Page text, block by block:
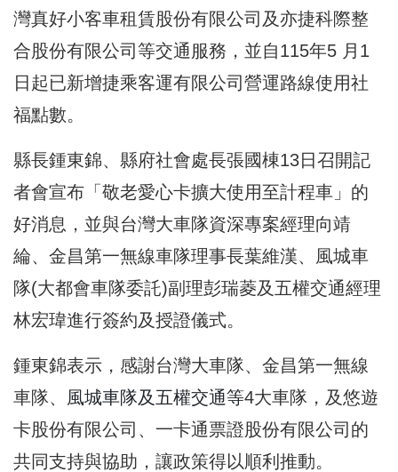
灣真好小客車租賃股份有限公司及亦捷科際整
合股份有限公司等交通服務，並自115年5 月1
日起已新增捷乘客運有限公司營運路線使用社
福點數。
縣長鍾東錦、縣府社會處長張國棟13日召開記
者會宣布「敬老愛心卡擴大使用至計程車」的
好消息，並與台灣大車隊資深專案經理向靖
綸、金昌第一無線車隊理事長葉維漢、風城車
隊(大都會車隊委託)副理彭瑞菱及五權交通經理
林宏瑋進行簽約及授證儀式。
鍾東錦表示，感謝台灣大車隊、金昌第一無線
車隊、 風城車隊及五權交通等4大車隊，及悠遊
卡股份有限公司、一卡通票證股份有限公司的
共同支持與協助，讓政策得以順利推動。